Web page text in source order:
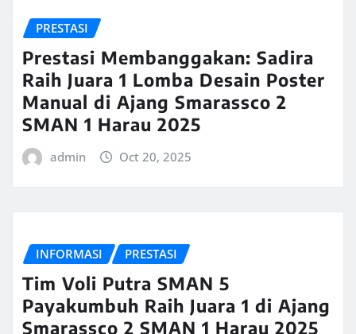
PRESTASI
Prestasi Membanggakan: Sadira
Raih Juara 1 Lomba Desain Poster
Manual di Ajang Smarassco 2
SMAN 1 Harau 2025
admin Oct 20, 2025
INFORMASI PRESTASI
Tim Voli Putra SMAN 5
Payakumbuh Raih Juara 1 di Ajang
Smarassco 2 SMAN 1 Harau 2025